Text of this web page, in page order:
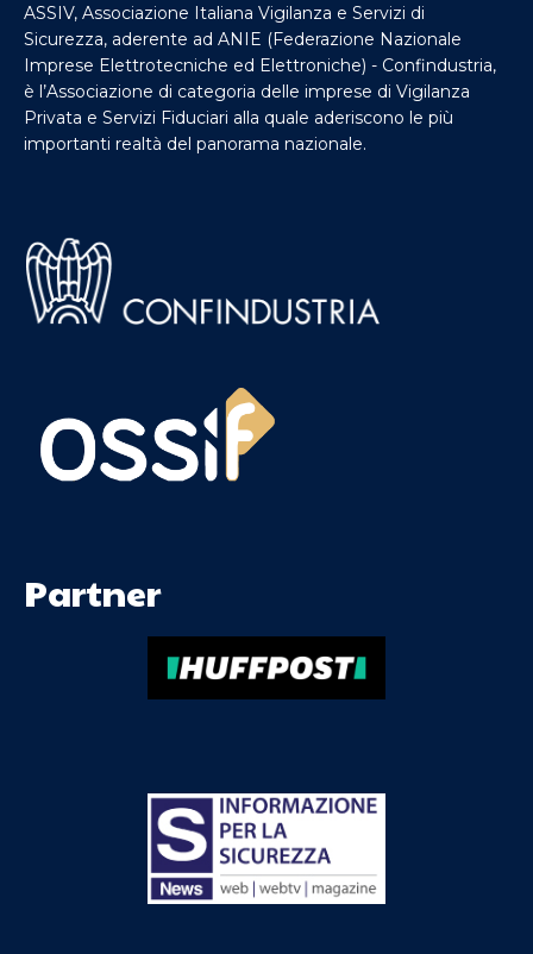
ASSIV, Associazione Italiana Vigilanza e Servizi di
Sicurezza, aderente ad ANIE (Federazione Nazionale
Imprese Elettrotecniche ed Elettroniche) - Confindustria,
è l’Associazione di categoria delle imprese di Vigilanza
Privata e Servizi Fiduciari alla quale aderiscono le più
importanti realtà del panorama nazionale.
Partner